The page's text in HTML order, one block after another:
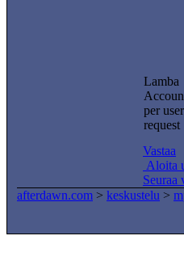
Lamba
per
request
Vastaa
Aloita
Seuraa
afterdawn.com > keskustelu >